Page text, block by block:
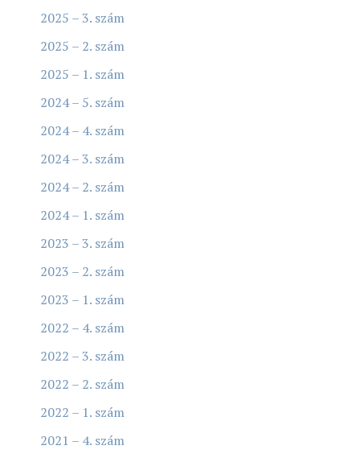
2025 – 3. szám
2025 – 2. szám
2025 – 1. szám
2024 – 5. szám
2024 – 4. szám
2024 – 3. szám
2024 – 2. szám
2024 – 1. szám
2023 – 3. szám
2023 – 2. szám
2023 – 1. szám
2022 – 4. szám
2022 – 3. szám
2022 – 2. szám
2022 – 1. szám
2021 – 4. szám